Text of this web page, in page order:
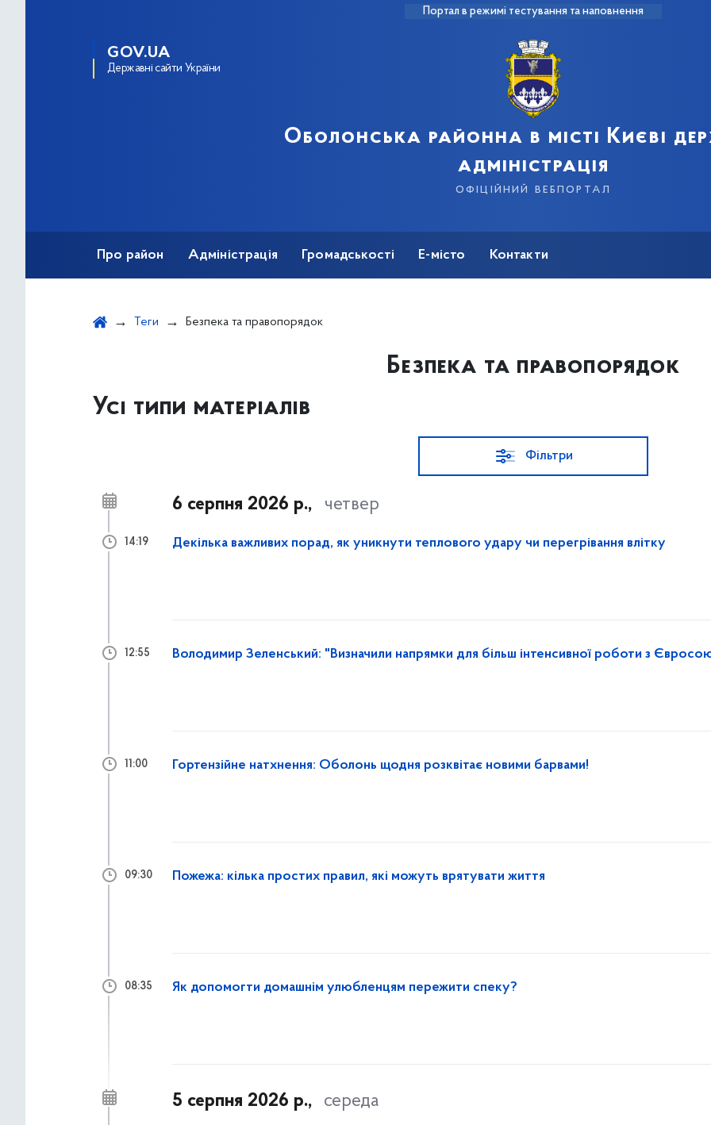
Портал в режимі тестування та наповнення
GOV.UA
Державні сайти України
Оболонська районна в місті Києві
адміністрація
офіційний вебпортал
Про район Адміністрація Громадськості Е-місто Контакти
Теги Безпека та правопорядок
Безпека та правопорядок
Усі типи матеріалів
Фільтри
6 серпня 2026 р., четвер
Декілька важливих порад, як уникнути теплового удару чи перегрівання влітку
14:19
Володимир Зеленський: "Визначили напрямки для більш інтенсивної роботи з
12:55
Гортензійне натхнення: Оболонь щодня розквітає новими барвами!
11:00
Пожежа: кілька простих правил, які можуть врятувати життя
09:30
Як допомогти домашнім улюбленцям пережити спеку?
08:35
5 серпня 2026 р., середа